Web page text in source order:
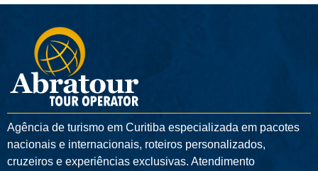
Agência de turismo em Curitiba especializada em pacotes
nacionais e internacionais, roteiros personalizados,
cruzeiros e experiências exclusivas. Atendimento